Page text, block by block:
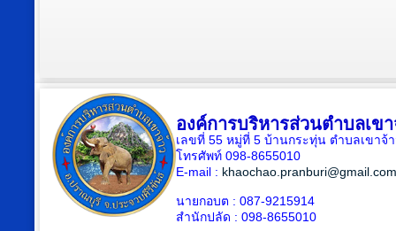
องค์การบริหารส่วนตำบลเข
เลขที่ 55 หมู่ที่ 5 บ้านกระทุ่น ตำบลเขาจ้
โทรศัพท์ 098-8655010
E-mail : khaochao.pranburi@gmail.com
นายกอบต : 087-9215914
สำนักปลัด : 098-8655010